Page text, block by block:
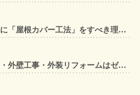
太陽光パネル設置前に「屋根カバー工法」をすべき理由！葺き替えとの違いや費用・雨漏り対策をプロが解説
四條畷市の屋根工事・外壁工事・外装リフォームはゼファン！四條畷内の工事事例もご紹介